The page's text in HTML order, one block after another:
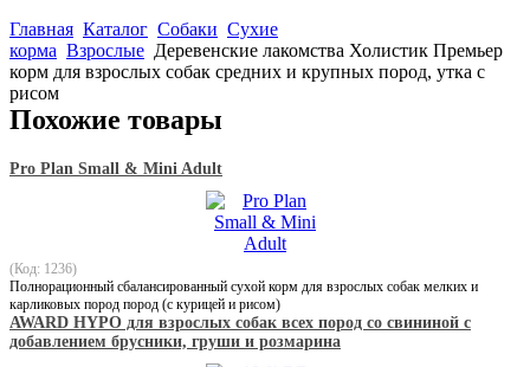
Главная Каталог Собаки Сухие
корма Взрослые Деревенские лакомства Холистик Премьер
корм для взрослых собак средних и крупных пород, утка с
рисом
Похожие товары
Pro Plan Small & Mini Adult
(Код: 1236)
Полнорационный сбалансированный сухой корм для взрослых собак мелких и
карликовых пород пород (c курицей и рисом)
AWARD HYPO для взрослых собак всех пород со свининой с
добавлением брусники, груши и розмарина